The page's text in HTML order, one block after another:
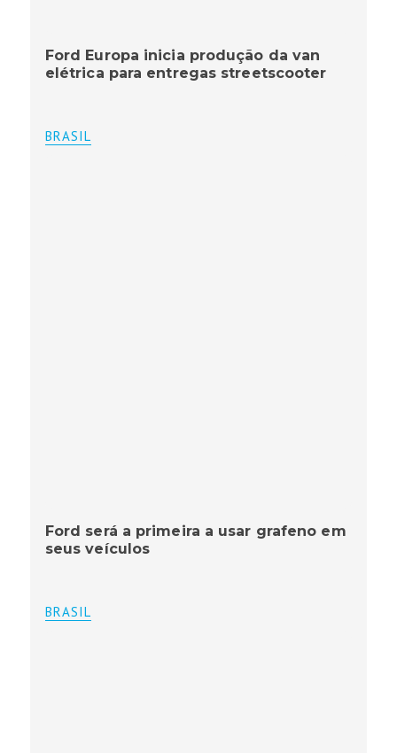
Ford Europa inicia produção da van
elétrica para entregas streetscooter
BRASIL
Ford será a primeira a usar grafeno em
seus veículos
BRASIL